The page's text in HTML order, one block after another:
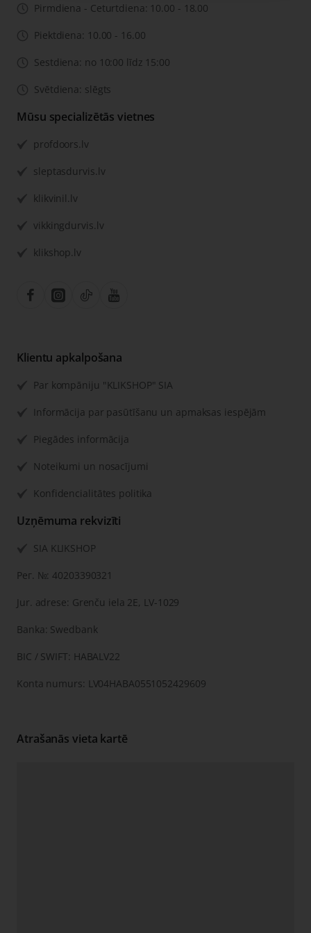
Pirmdiena - Ceturtdiena: 10.00 - 18.00
Piektdiena: 10.00 - 16.00
Sestdiena: no 10:00 līdz 15:00
Svētdiena: slēgts
Mūsu specializētās vietnes
profdoors.lv
sleptasdurvis.lv
klikvinil.lv
vikkingdurvis.lv
klikshop.lv
Klientu apkalpošana
Par kompāniju "KLIKSHOP" SIA
Informācija par pasūtīšanu un apmaksas iespējām
Piegādes informācija
Noteikumi un nosacījumi
Konfidencialitātes politika
Uzņēmuma rekvizīti
SIA KLIKSHOP
Рег. №: 40203390321
Jur. adrese: Grenču iela 2E, LV-1029
Banka: Swedbank
BIC / SWIFT: HABALV22
Konta numurs: LV04HABA0551052429609
Atrašanās vieta kartē